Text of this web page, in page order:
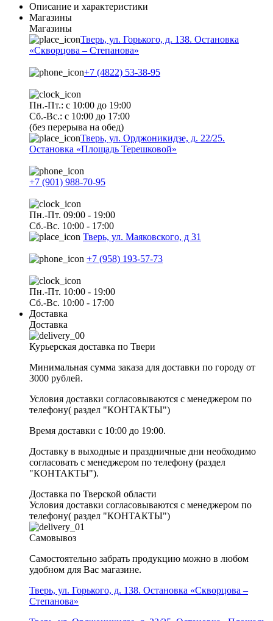
Описание и характеристики
Магазины
Магазины
Тверь, ул. Горького, д. 138. Остановка
«Скворцова – Степанова»
+7 (4822) 53-38-95
Пн.-Пт.: с 10:00 до 19:00
Сб.-Вс.: с 10:00 до 17:00
(без перерыва на обед)
Тверь, ул. Орджоникидзе, д. 22/25.
Остановка «Площадь Терешковой»
+7 (901) 988-70-95
Пн.-Пт. 09:00 - 19:00
Сб.-Вс. 10:00 - 17:00
Тверь, ул. Маяковского, д 31
+7 (958) 193-57-73
Пн.-Пт. 10:00 - 19:00
Сб.-Вс. 10:00 - 17:00
Доставка
Доставка
Курьерская доставка по Твери
Минимальная сумма заказа для доставки по городу от
3000 рублей.
Условия доставки согласовываются с менеджером по
телефону( раздел "КОНТАКТЫ")
Время доставки с 10:00 до 19:00.
Доставку в выходные и праздничные дни необходимо
согласовать с менеджером по телефону (раздел
"КОНТАКТЫ").
Доставка по Тверской области
Условия доставки согласовываются с менеджером по
телефону( раздел "КОНТАКТЫ")
Самовывоз
Самостоятельно забрать продукцию можно в любом
удобном для Вас магазине.
Тверь, ул. Горького, д. 138. Остановка «Скворцова –
Степанова»